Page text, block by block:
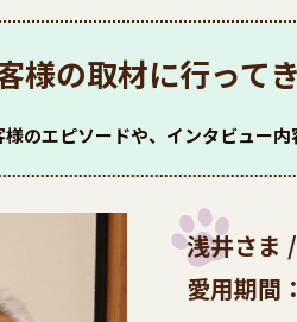
様の取材に行って
のエピソードや、インタビュー内
浅井さま
愛用期間